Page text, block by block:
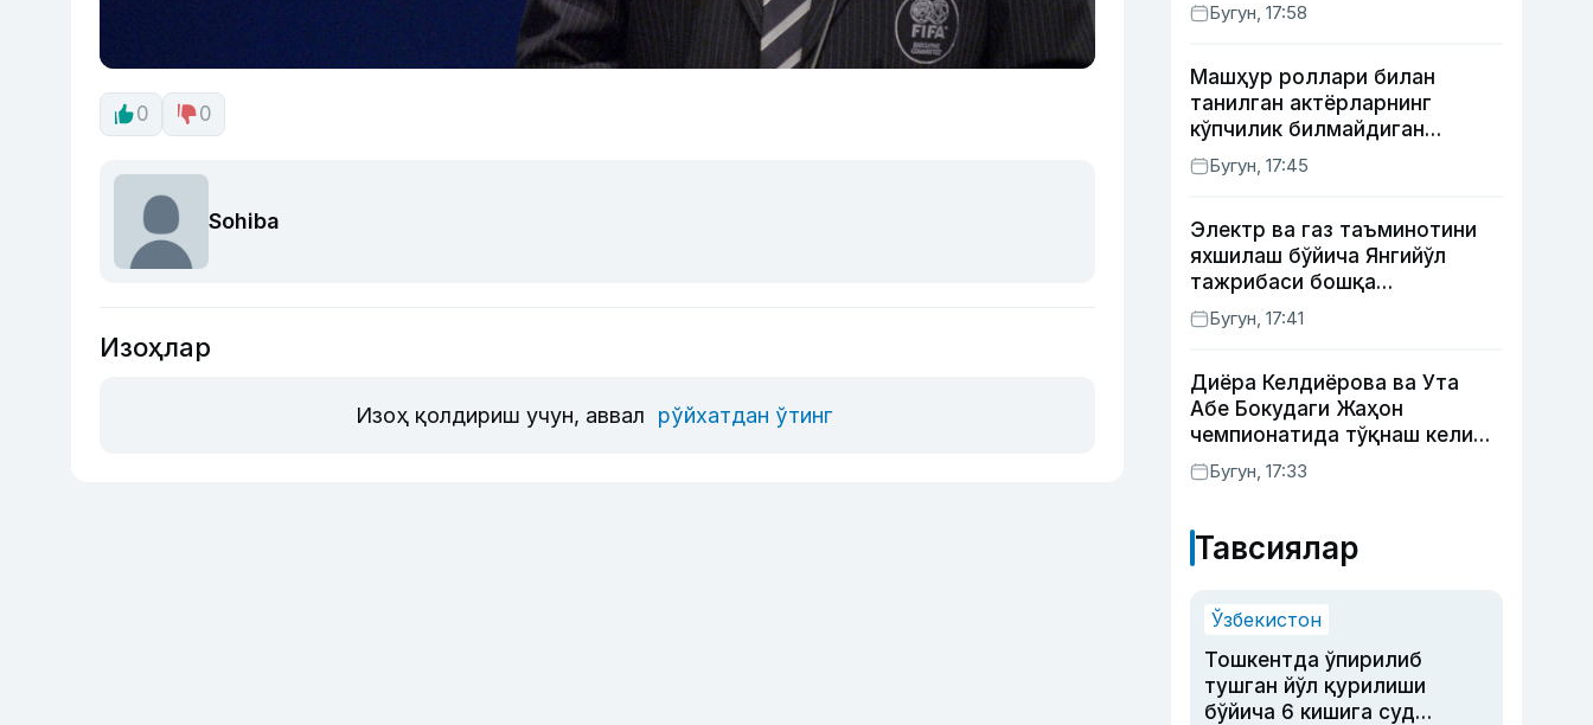
0 0
Sohiba
Изоҳлар
Изоҳ қолдириш учун, аввал рўйхатдан ўтинг
Бугун, 17:58
Машҳур роллари билан
танилган актёрларнинг
кўпчилик билмайдиган
образлари
Бугун, 17:45
Электр ва газ таъминотини
яхшилаш бўйича Янгийўл
тажрибаси бошқа
ҳудудларда ҳам жорий
этилади
Бугун, 17:41
Диёра Келдиёрова ва Ута
Абе Бокудаги Жаҳон
чемпионатида тўқнаш келиши
мумкин — ОАВ
Бугун, 17:33
Тавсиялар
Ўзбекистон
Тошкентда ўпирилиб
тушган йўл қурилиши
бўйича 6 кишига суд